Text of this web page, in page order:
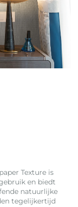
Texture is
en biedt
natuurlijke
tegelijkertijd